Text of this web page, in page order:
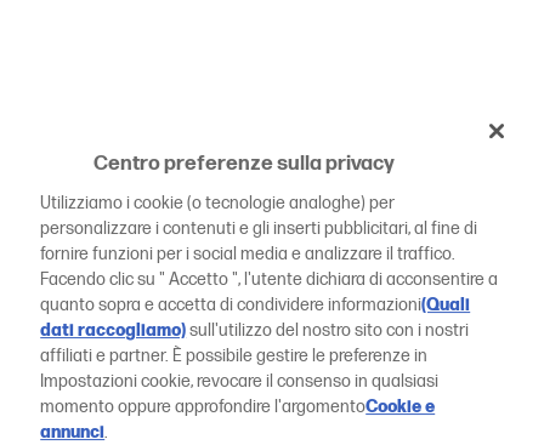
Centro preferenze sulla privacy
Utilizziamo i cookie (o tecnologie analoghe) per
personalizzare i contenuti e gli inserti pubblicitari, al fine di
fornire funzioni per i social media e analizzare il traffico.
Facendo clic su " Accetto ", l'utente dichiara di acconsentire a
quanto sopra e accetta di condividere informazioni(Quali
dati raccogliamo)sull'utilizzo del nostro sito con i nostri
affiliati e partner. È possibile gestire le preferenze in
Impostazioni cookie, revocare il consenso in qualsiasi
momento oppure approfondire l'argomentoCookie e
annunci.